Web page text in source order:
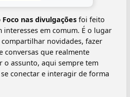
nas divulgações foi feito
interesses em comum. É o lugar
novidades, fazer
conversas que realmente
o assunto, aqui sempre tem
conectar e interagir de forma